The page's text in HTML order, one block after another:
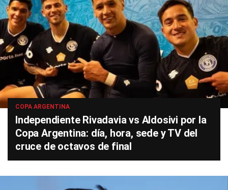
COPA ARGENTINA
Independiente Rivadavia vs Aldosivi por la
Copa Argentina: día, hora, sede y TV del
cruce de octavos de final